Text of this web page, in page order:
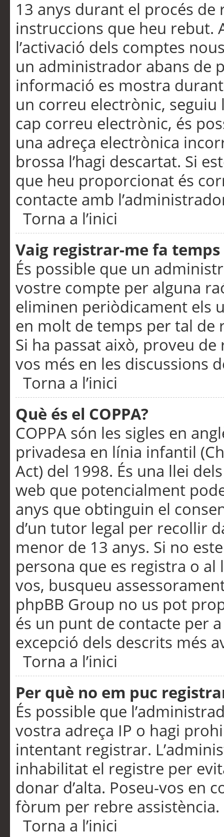
13 anys durant el procés de
instruccions que heu rebut.
l’activació dels comptes
un administrador abans de
informació es mostra
un correu electrònic,
cap correu electrònic, és
una adreça electrònica
brossa l’hagi descartat. Si
que heu proporcionat és
contacte amb
Torna a l’inici
Vaig registrar-me fa
És possible que un
vostre compte per alguna
eliminen periòdicament els
en molt de temps per tal de
Si ha passat això, proveu
vos més en les discussions
Torna a l’inici
Què és el COPPA?
COPPA són les sigles en
privadesa en línia infantil
Act) del 1998. És una llei
web que potencialment
anys que obtinguin el
d’un tutor legal per recollir
menor de 13 anys. Si no
persona que es registra o
vos, busqueu
phpBB Group no us pot
és un punt de contacte per
excepció dels descrits més
Torna a l’inici
Per què no em puc
És possible que
vostra adreça IP o hagi
intentant registrar.
inhabilitat el registre per
donar d’alta. Poseu-vos en
fòrum per rebre assistència.
Torna a l’inici